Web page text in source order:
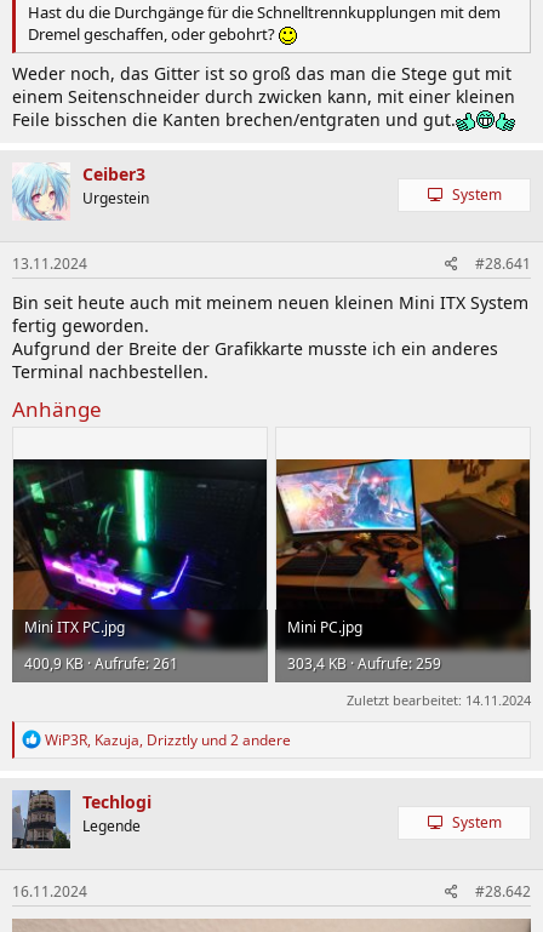
Hast du die Durchgänge für die Schnelltrennkupplungen mit dem
Dremel geschaffen, oder gebohrt?
Weder noch, das Gitter ist so groß das man die Stege gut mit
einem Seitenschneider durch zwicken kann, mit einer kleinen
Feile bisschen die Kanten brechen/entgraten und gut.
Ceiber3
Urgestein System
13.11.2024 #28.641
Bin seit heute auch mit meinem neuen kleinen Mini ITX System
fertig geworden.
Aufgrund der Breite der Grafikkarte musste ich ein anderes
Terminal nachbestellen.
Anhänge
Mini ITX PC.jpg
400,9 KB · Aufrufe: 261
Mini PC.jpg
303,4 KB · Aufrufe: 259
Zuletzt bearbeitet: 14.11.2024
R
k
t
i
o
n
e
n
WiP3R, Kazuja, Drizztly und 2 andere
Techlogi
Legende System
16.11.2024 #28.642